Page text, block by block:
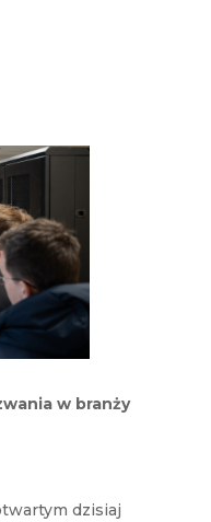
w branży
dzisiaj